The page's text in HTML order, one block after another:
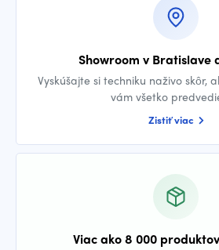
Showroom v Bratislave
Vyskúšajte si techniku naživo skôr,
vám všetko
Zistiť viac
Viac ako 8 000